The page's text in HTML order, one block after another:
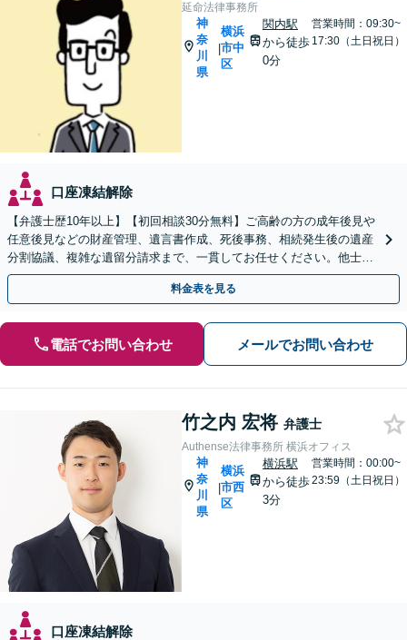
延命法律事務所
神
奈
川
県
|
横浜
市中
区
関内駅
から徒歩
0分
営業時間：09:30~
17:30（土日祝日）
口座凍結解除
【弁護士歴10年以上】【初回相談30分無料】ご高齢の方の成年後見や
任意後見などの財産管理、遺言書作成、死後事務、相続発生後の遺産
分割協議、複雑な遺留分請求まで、一貫してお任せください。他士業
との連携力を活かした最適解の追求【WEB面談対応】
料金表を見る
電話でお問い合わせ メールでお問い合わせ
竹之内 宏将 弁護士
Authense法律事務所 横浜オフィス
神
奈
川
県
|
横浜
市西
区
横浜駅
から徒歩
3分
営業時間：00:00~
23:59（土日祝日）
口座凍結解除